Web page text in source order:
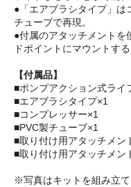
●「エアブラシタイプ」は
チューブで再現。
●付属のアタッチメントを
ドポイントにマウントする
【付属品】
■ポンプアクション式ライ
■エアブラシタイプ×1
■コンプレッサー×1
■PVC製チューブ×1
■取り付け用アタッチメン
■取り付け用アタッチメン
※写真はキットを組み立て